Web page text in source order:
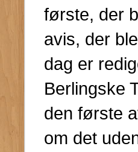
første, der
avis, der
dag er
Berlingske
den første
om det